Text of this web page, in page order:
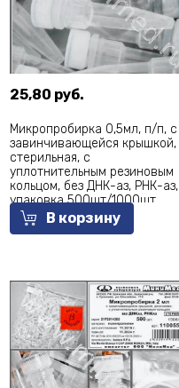
25,80 руб.
Микропробирка 0,5мл, п/п, с
завинчивающейся крышкой,
стерильная, с
уплотнительным резиновым
кольцом, без ДНК-аз, РНК-аз,
упаковка 500шт/1000шт,
AptacaВ корзину